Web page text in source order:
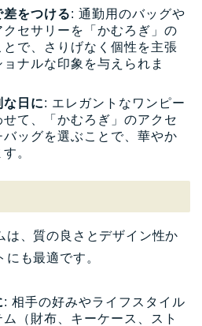
差をつける: 通勤用のバッグや
セサリーを「かむろぎ」の
で、さりげなく個性を主張
ナルな印象を与えられま
日に: エレガントなワンピー
て、「かむろぎ」のアクセ
ッグを選ぶことで、華やか
。
は、質の良さとデザイン性か
も最適です。
: 相手の好みやライフスタイル
（財布、キーケース、スト